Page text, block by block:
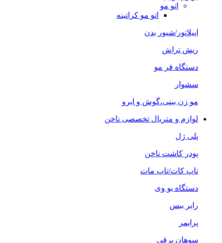
اتو مو
اتو مو کراتینه
اپیلاتور/شیور بدن
ریش تراش
دستگاه فر مو
سشوار
مو زن بینی،گوش و ابرو
لوازم و متریال تخصصی ناخن
پلی ژل
پودر کاشت ناخن
تاپ کات/تاپ مات
دستگاه یو وی
رابر بیس
پرایمر
سوهان برقی